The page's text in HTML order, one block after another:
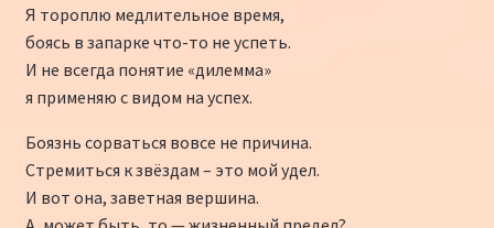
Я тороплю медлительное время,
боясь в запарке что-то не успеть.
И не всегда понятие «дилемма»
я применяю с видом на успех.
Боязнь сорваться вовсе не причина.
Стремиться к звёздам – это мой удел.
И вот она, заветная вершина.